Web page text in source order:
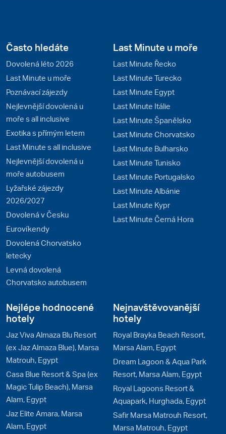
Často hledáte
Dovolená léto 2026
Last Minute u moře
Poznávací zájezdy
Nejlevnější dovolená u
moře s all inclusive
Exotika s přímým letem
Last Minute s all inclusive
Nejlevnější dovolená u
moře autobusem
Lyžařské zájezdy
2026/2027
Dovolená v Česku
Eurovíkendy
Dovolená Chorvatsko
letecky
Levná dovolená
Chorvatsko autobusem
Last Minute u moře
Last Minute Řecko
Last Minute Turecko
Last Minute Egypt
Last Minute Itálie
Last Minute Španělsko
Last Minute Chorvatsko
Last Minute Bulharsko
Last Minute Tunisko
Last Minute Portugalsko
Last Minute Albánie
Last Minute Kypr
Last Minute Černá Hora
Nejlépe hodnocené
hotely
Jaz Viva Almaza Blu Resort
(ex Jaz Almaza Blue), Marsa
Matrouh, Egypt
Casa Blue Resort & Spa (ex
Magic Tulip Beach), Marsa
Alam, Egypt
Jaz Elite Amara, Marsa
Alam, Egypt
Nejnavštěvovanější
hotely
Royal Brayka Beach Resort,
Marsa Alam, Egypt
Dream Lagoon & Aqua Park
Resort, Marsa Alam, Egypt
Royal Lagoons Resort &
Aquapark, Hurghada, Egypt
Safir Marsa Matrouh Resort,
Marsa Matrouh, Egypt